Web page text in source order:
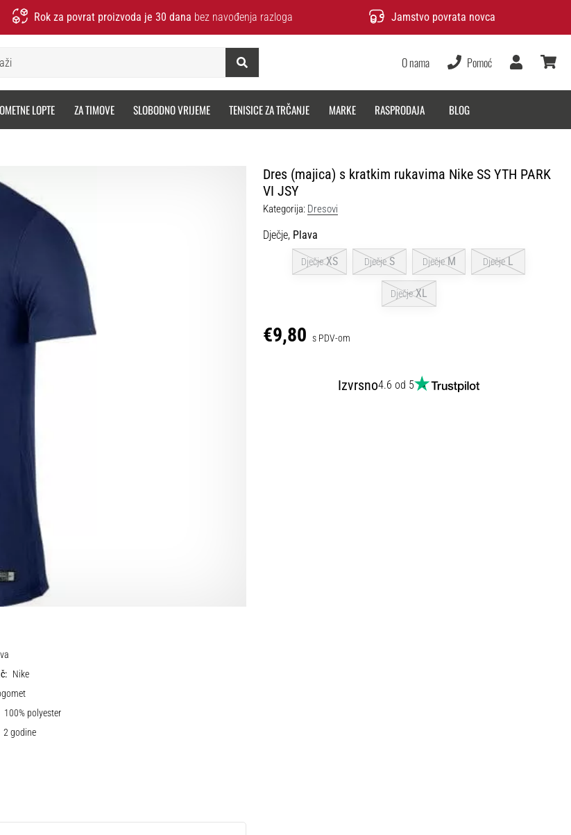
Rok za povrat proizvoda je 30 dana bez navođenja razloga Jamstvo povrata novca
O nama Pomoć
Korisnik
LOPTE ZA TIMOVE SLOBODNO VRIJEME TENISICE ZA TRČANJE MARKE RASPRODAJA BLOG
Dres (majica) s kratkim rukavima Nike SS YTH PARK
VI JSY
Kategorija: Dresovi
Dječje, Plava
Dječje XS Dječje S Dječje M Dječje L
Dječje XL
€9,80 s PDV-om
Izvrsno4.6 od 5
Nike
100% polyester
2 godine